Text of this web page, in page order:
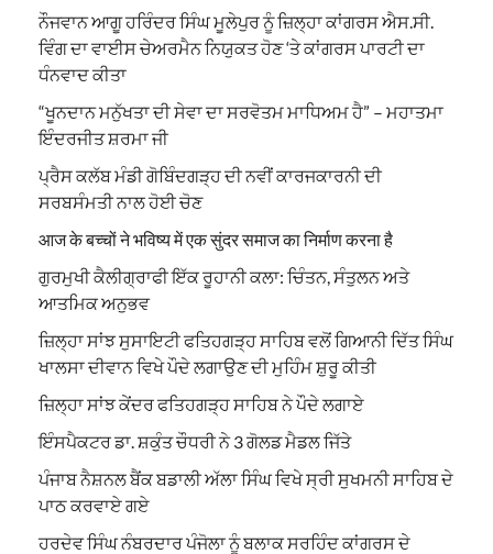
ਨੌਜਵਾਨ ਆਗੂ ਹਰਿੰਦਰ ਸਿੰਘ ਮੂਲੇਪੁਰ ਨੂੰ ਜ਼ਿਲ੍ਹਾ ਕਾਂਗਰਸ ਐਸ.ਸੀ.
ਵਿੰਗ ਦਾ ਵਾਈਸ ਚੇਅਰਮੈਨ ਨਿਯੁਕਤ ਹੋਣ ‘ਤੇ ਕਾਂਗਰਸ ਪਾਰਟੀ ਦਾ
ਧੰਨਵਾਦ ਕੀਤਾ
“ਖੂਨਦਾਨ ਮਨੁੱਖਤਾ ਦੀ ਸੇਵਾ ਦਾ ਸਰਵੋਤਮ ਮਾਧਿਅਮ ਹੈ” – ਮਹਾਤਮਾ
ਇੰਦਰਜੀਤ ਸ਼ਰਮਾ ਜੀ
ਪ੍ਰੈਸ ਕਲੱਬ ਮੰਡੀ ਗੋਬਿੰਦਗੜ੍ਹ ਦੀ ਨਵੀਂ ਕਾਰਜਕਾਰਨੀ ਦੀ
ਸਰਬਸੰਮਤੀ ਨਾਲ ਹੋਈ ਚੋਣ
आज के बच्चों ने भविष्य में एक सुंदर समाज का निर्माण करना है
ਗੁਰਮੁਖੀ ਕੈਲੀਗ੍ਰਾਫੀ ਇੱਕ ਰੂਹਾਨੀ ਕਲਾ: ਚਿੰਤਨ, ਸੰਤੁਲਨ ਅਤੇ
ਆਤਮਿਕ ਅਨੁਭਵ
ਜ਼ਿਲ੍ਹਾ ਸਾਂਝ ਸੁਸਾਇਟੀ ਫਤਿਹਗੜ੍ਹ ਸਾਹਿਬ ਵਲੋਂ ਗਿਆਨੀ ਦਿੱਤ ਸਿੰਘ
ਖਾਲਸਾ ਦੀਵਾਨ ਵਿਖੇ ਪੌਦੇ ਲਗਾਉਣ ਦੀ ਮੁਹਿੰਮ ਸ਼ੁਰੂ ਕੀਤੀ
ਜ਼ਿਲ੍ਹਾ ਸਾਂਝ ਕੇਂਦਰ ਫਤਿਹਗੜ੍ਹ ਸਾਹਿਬ ਨੇ ਪੌਦੇ ਲਗਾਏ
ਇੰਸਪੈਕਟਰ ਡਾ. ਸ਼ਕੁੰਤ ਚੌਧਰੀ ਨੇ 3 ਗੋਲਡ ਮੈਡਲ ਜਿੱਤੇ
ਪੰਜਾਬ ਨੈਸ਼ਨਲ ਬੈਂਕ ਬਡਾਲੀ ਅੱਲਾ ਸਿੰਘ ਵਿਖੇ ਸ੍ਰੀ ਸੁਖਮਨੀ ਸਾਹਿਬ ਦੇ
ਪਾਠ ਕਰਵਾਏ ਗਏ
ਹਰਦੇਵ ਸਿੰਘ ਨੰਬਰਦਾਰ ਪੰਜੋਲਾ ਨੂੰ ਬਲਾਕ ਸਰਹਿੰਦ ਕਾਂਗਰਸ ਦੇ